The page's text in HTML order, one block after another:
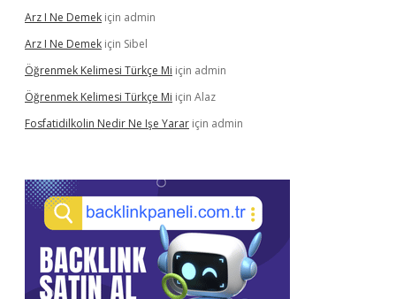
Arz I Ne Demek için admin
Arz I Ne Demek için Sibel
Öğrenmek Kelimesi Türkçe Mi için admin
Öğrenmek Kelimesi Türkçe Mi için Alaz
Fosfatidilkolin Nedir Ne Işe Yarar için admin